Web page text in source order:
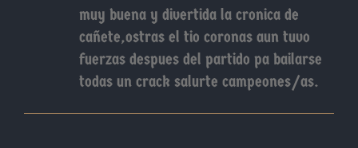
muy buena y divertida la cronica de
cañete,ostras el tio coronas aun tuvo
fuerzas despues del partido pa bailarse
todas un crack salurte campeones/as.